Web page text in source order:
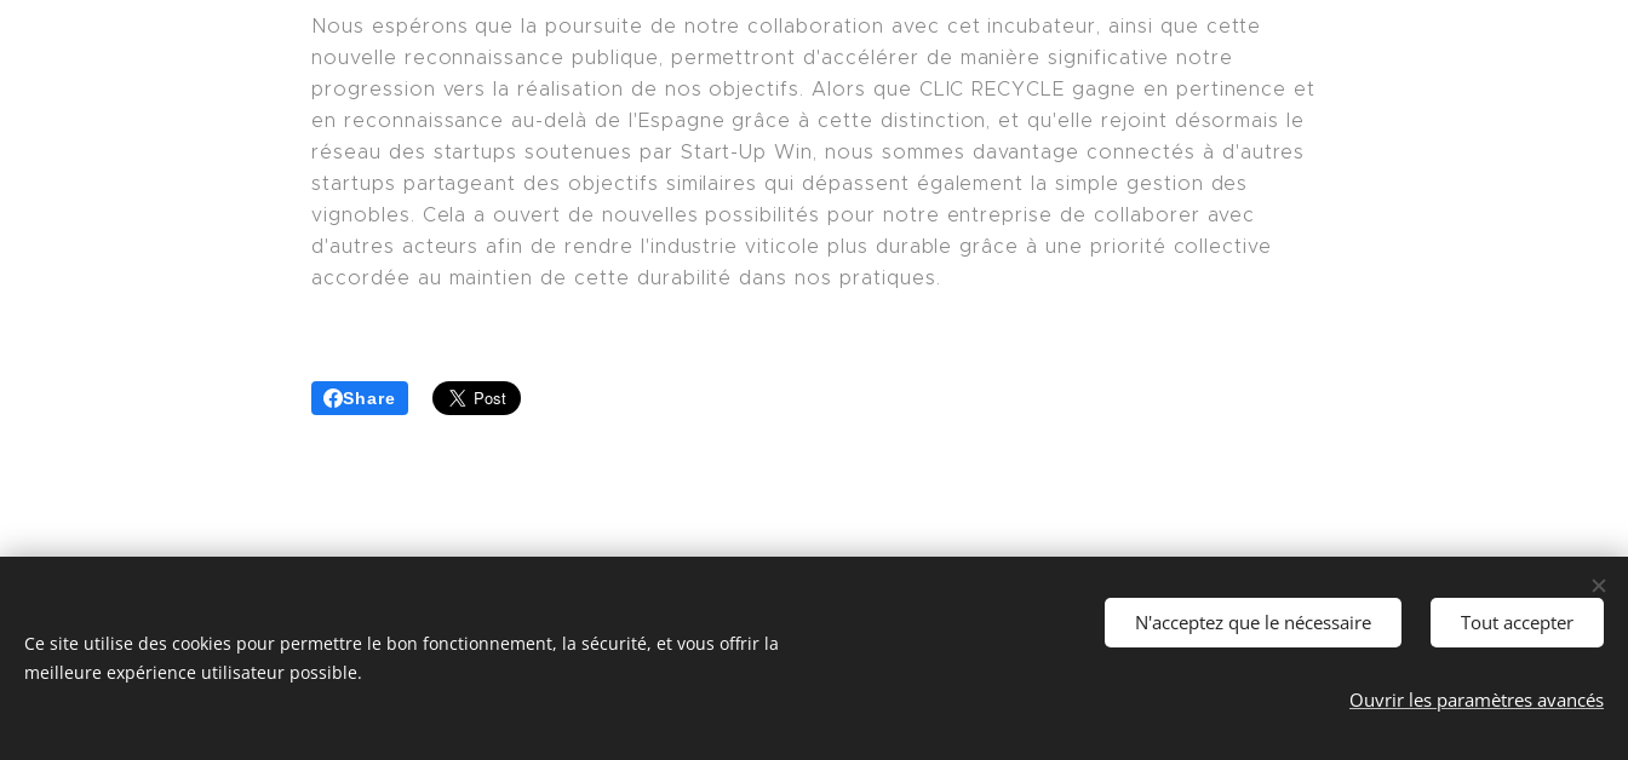
Nous espérons que la poursuite de notre collaboration avec cet incubateur, ainsi que cette
nouvelle reconnaissance publique, permettront d'accélérer de manière significative notre
progression vers la réalisation de nos objectifs. Alors que CLIC RECYCLE gagne en pertinence et
en reconnaissance au-delà de l'Espagne grâce à cette distinction, et qu'elle rejoint désormais le
réseau des startups soutenues par Start-Up Win, nous sommes davantage connectés à d'autres
startups partageant des objectifs similaires qui dépassent également la simple gestion des
vignobles. Cela a ouvert de nouvelles possibilités pour notre entreprise de collaborer avec
d'autres acteurs afin de rendre l'industrie viticole plus durable grâce à une priorité collective
accordée au maintien de cette durabilité dans nos pratiques.
Share
© 2024 | Clic Recycle Tous Droits Réservés.
Termes et Conditions Politique de Confidentialité
Langues
Português
Nederlands
Ce site utilise des cookies pour permettre le bon fonctionnement, la sécurité, et vous offrir la
meilleure expérience utilisateur possible.
N'acceptez que le nécessaire Tout accepter
Ouvrir les paramètres avancés